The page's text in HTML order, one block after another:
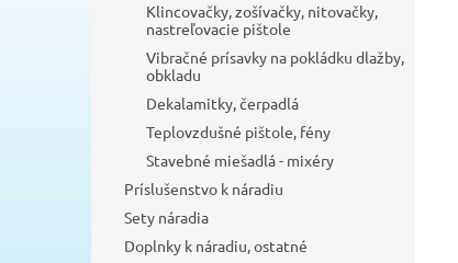
Klincovačky, zošívačky, nitovačky,
nastreľovacie pištole
Vibračné prísavky na pokládku dlažby,
obkladu
Dekalamitky, čerpadlá
Teplovzdušné pištole, fény
Stavebné miešadlá - mixéry
Príslušenstvo k náradiu
Sety náradia
Doplnky k náradiu, ostatné